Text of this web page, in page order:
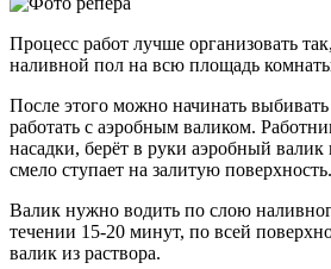
Процесс работ лучше организовать
наливной пол на всю площадь
После этого можно начинать выбивать
работать с аэробным валиком.
насадки, берёт в руки аэробный
смело ступает на залитую поверхность.
Валик нужно водить по слою
течении 15-20 минут, по всей
валик из раствора.